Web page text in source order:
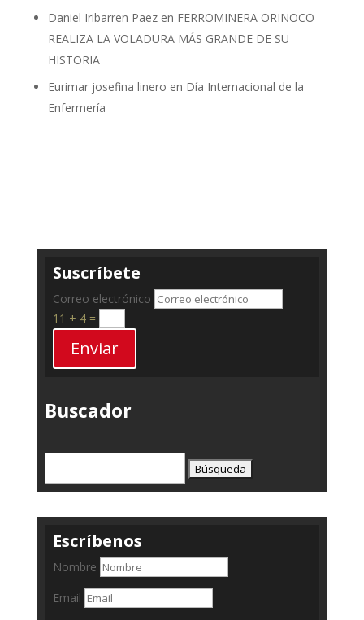
Daniel Iribarren Paezen FERROMINERA ORINOCO
REALIZA LA VOLADURA MÁS GRANDE DE SU
HISTORIA
Eurimar josefina linero en Día Internacional de la
Enfermería
Suscríbete
Correo electrónico
11 + 4=
Enviar
Buscador
Escríbenos
Nombre
Email